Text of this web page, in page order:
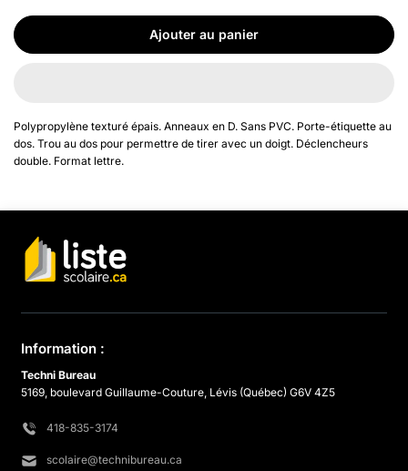
Ajouter au panier
Polypropylène texturé épais. Anneaux en D. Sans PVC. Porte-étiquette au
dos. Trou au dos pour permettre de tirer avec un doigt. Déclencheurs
double. Format lettre.
Information :
Techni Bureau
5169, boulevard Guillaume-Couture, Lévis (Québec) G6V 4Z5
418-835-3174
scolaire@technibureau.ca